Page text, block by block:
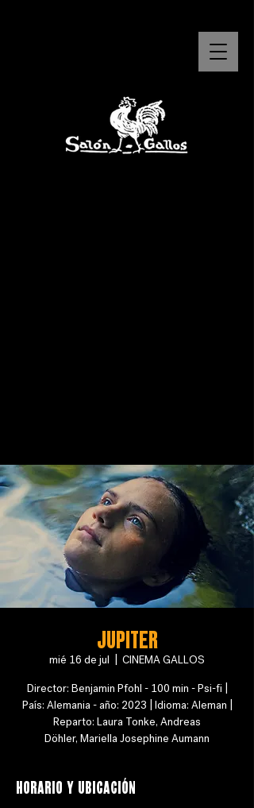
Jupiter
mié 16 de jul
CINEMA GALLOS
Director: Benjamin Pfohl - 100 min - Psi-fi |
País: Alemania - año: 2023 | Idioma: Aleman |
Reparto: Laura Tonke, Andreas
Döhler, Mariella Josephine Aumann
Horario y ubicación